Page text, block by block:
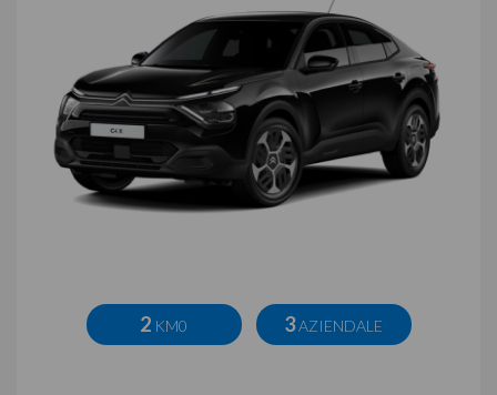
2 KM0 3AZIENDALE